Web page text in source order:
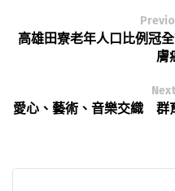
高雄田寮老年人口比例冠
膚
愛心、藝術、音樂交織 群